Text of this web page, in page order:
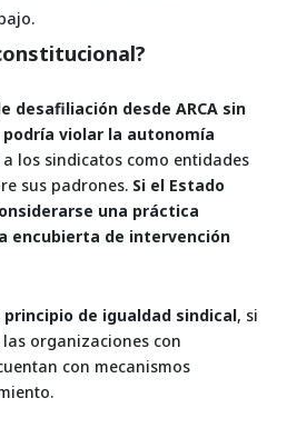
desafiliación desde ARCA sin
violar la autonomía
a los sindicatos como entidades
sus padrones. Si el Estado
una práctica
encubierta de intervención
de igualdad sindical, si
organizaciones con
con mecanismos